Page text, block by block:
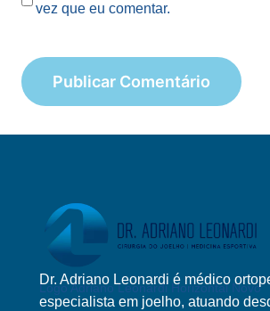
vez que eu comentar.
Logo Adriano Leonardi Horizontal Novo
Dr. Adriano Leonardi é médico
especialista em joelho, atuando